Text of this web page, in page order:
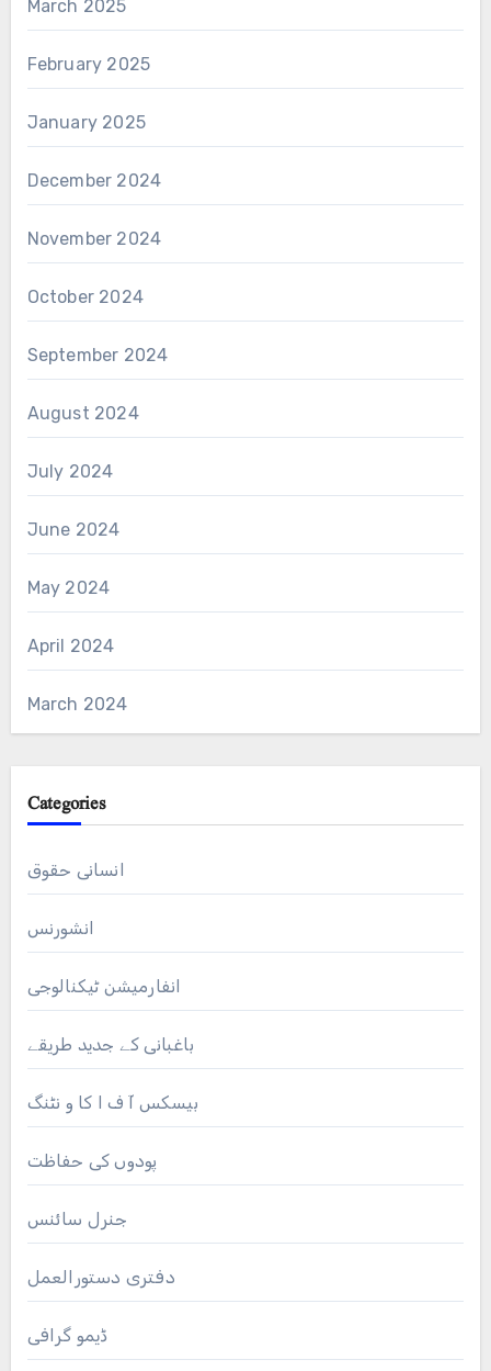
March 2025
February 2025
January 2025
December 2024
November 2024
October 2024
September 2024
August 2024
July 2024
June 2024
May 2024
April 2024
March 2024
Categories
انسانی حقوق
انشورنس
انفارمیشن ٹیکنالوجی
باغبانی کے جدید طریقے
بیسکس آ ف ا کا و نٹنگ
پودوں کی حفاظت
جنرل سائنس
دفتری دستورالعمل
ڈیمو گرافی